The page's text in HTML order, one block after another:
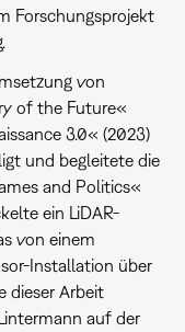
Forschungsprojekt
von
of the Future«
3.0« (2023)
und begleitete die
and Politics«
ein LiDAR-
von einem
Installation über
dieser Arbeit
auf der